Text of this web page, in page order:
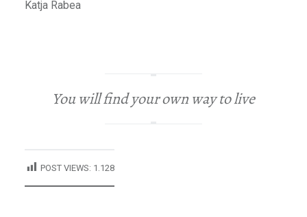
Katja Rabea
You will find your own way to live
POST VIEWS: 1.128